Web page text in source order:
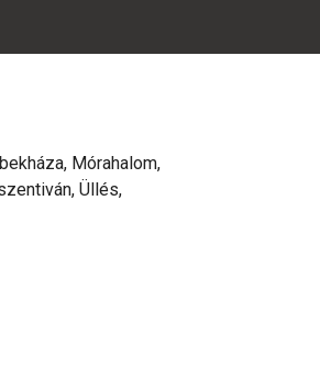
Mórahalom,
Üllés,